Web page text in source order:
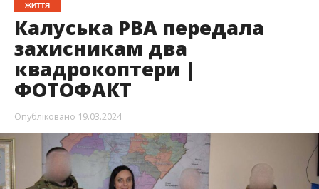
ЖИТТЯ
Калуська РВА передала
захисникам два
квадрокоптери |
ФОТОФАКТ
Опубліковано 19.03.2024